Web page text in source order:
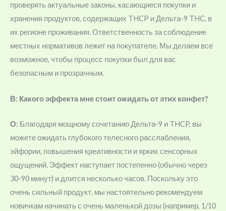
проверять актуальные законы, касающиеся покупки и
хранения продуктов, содержащих THCP и Дельта-9 THC, в
их регионе проживания. Ответственность за соблюдение
местных нормативов лежит на покупателе. Мы делаем все
возможное, чтобы процесс покупки был для вас
безопасным и прозрачным.
В: Какого эффекта мне стоит ожидать от этих конфет?
О: Благодаря мощному сочетанию Дельта-9 и THCP, вы
можете ожидать глубокого телесного расслабления,
эйфории, повышения креативности и ярких сенсорных
ощущений. Эффект наступает постепенно (обычно через
30-90 минут) и длится несколько часов. Поскольку это
очень сильный продукт, мы настоятельно рекомендуем
новичкам начинать с очень маленькой дозы (например, 1/10